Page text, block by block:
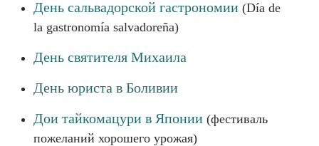
День сальвадорской гастрономии (Día de
la gastronomía salvadoreña)
День святителя Михаила
День юриста в Боливии
Дои тайкомацури в Японии (фестиваль
пожеланий хорошего урожая)